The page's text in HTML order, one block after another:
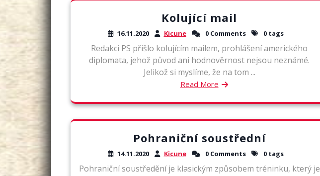
Kolující mail
16.11.2020 Kicune 0 Comments 0 tags
Redakci PS přišlo kolujícím mailem, prohlášení amerického
diplomata, jehož původ ani hodnověrnost nejsou neznámé.
Jelikož si myslíme, že na tom ...
Read More
Pohraniční soustřední
14.11.2020 Kicune 0 Comments 0 tags
Pohraniční soustředění je klasickým způsobem tréninku, který je